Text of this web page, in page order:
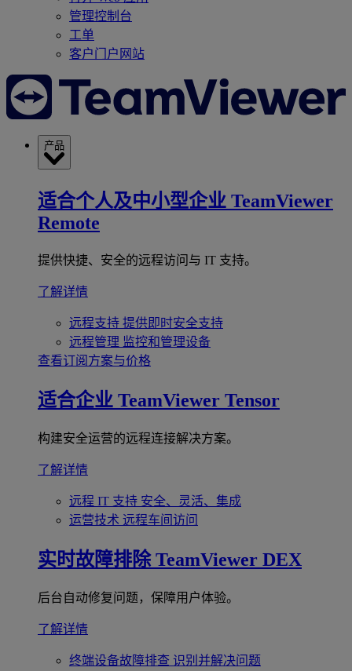
管理控制台
工单
客户门户网站
产品
适合个人及中小型企业 TeamViewer
Remote
提供快捷、安全的远程访问与 IT 支持。
了解详情
远程支持 提供即时安全支持
远程管理 监控和管理设备
查看订阅方案与价格
适合企业 TeamViewer Tensor
构建安全运营的远程连接解决方案。
了解详情
远程 IT 支持 安全、灵活、集成
运营技术 远程车间访问
实时故障排除 TeamViewer DEX
后台自动修复问题，保障用户体验。
了解详情
终端设备故障排查 识别并解决问题